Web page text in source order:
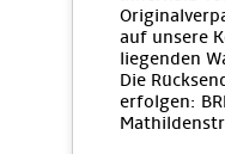
auf unsere
liegenden
Die
erfolgen: